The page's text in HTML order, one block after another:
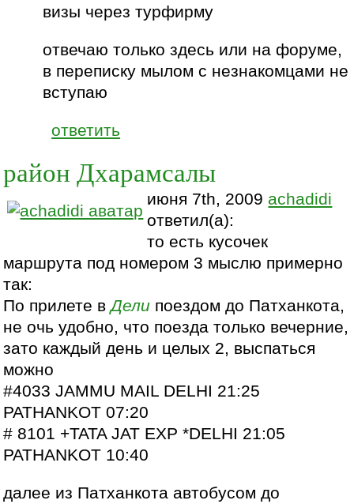
визы через турфирму
отвечаю только здесь или на форуме,
в переписку мылом с незнакомцами не
вступаю
ответить
район Дхарамсалы
июня 7th, 2009 achadidi
ответил(а):
то есть кусочек
маршрута под номером 3 мыслю примерно
так:
По прилете вДели поездом до Патханкота,
не очь удобно, что поезда только вечерние,
зато каждый день и целых 2, выспаться
можно
#4033 JAMMU MAIL DELHI 21:25
PATHANKOT 07:20
# 8101 +TATA JAT EXP *DELHI 21:05
PATHANKOT 10:40
далее из Патханкота автобусом до